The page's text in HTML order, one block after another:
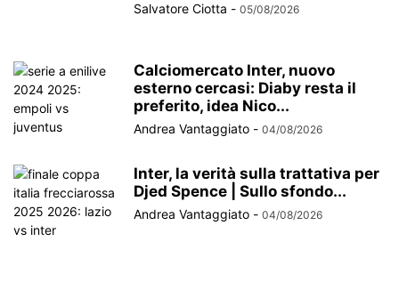
Salvatore Ciotta - 05/08/2026
Calciomercato Inter, nuovo
esterno cercasi: Diaby resta il
preferito, idea Nico...
Andrea Vantaggiato - 04/08/2026
Inter, la verità sulla trattativa per
Djed Spence | Sullo sfondo...
Andrea Vantaggiato - 04/08/2026